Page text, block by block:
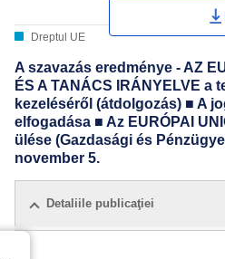
Dreptul UE
A szavazás eredménye - AZ
ÉS A TANÁCS IRÁNYELVE a
kezeléséről (átdolgozás) ■ A
elfogadása ■ Az EURÓPAI
ülése (Gazdasági és
november 5.
Detaliile publicaţiei